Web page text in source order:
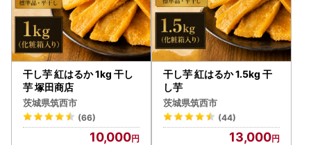
ヤマト運輸の規定変更により、2023年6月1日発送分から返
礼品の送り状に記載された住所以外にお届け先を変更（転
送）する場合にかかる運賃は
ご贈答用の場合でも受取人様でのご負担となります。お申し
込み時のお届け先住所入力につきましては十分にご注意くだ
さい。
詳細は、下記URLヤマト運輸株式会社の運賃収受の開始につ
いてご確認ください。
https://link.rakuten.co.jp/1/096/025/?url=important/info_2
干し芋 紅はるか 1kg 干し
芋 塚田商店
茨城県筑西市
(66)
10,000
干し芋 紅はるか 1.5kg 干
し芋
茨城県筑西市
(44)
13,000